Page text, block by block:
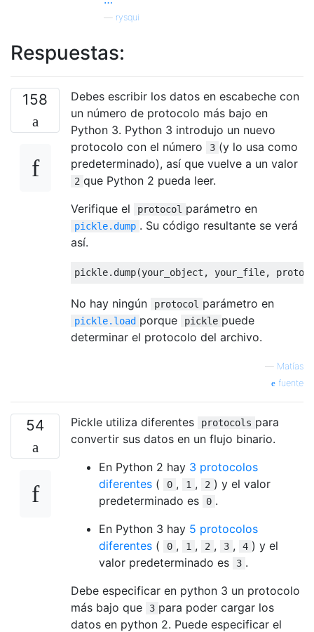
rysqui
Respuestas:
158
Debes escribir los datos en escabeche con
un número de protocolo más bajo en
Python 3. Python 3 introdujo un nuevo
protocolo con el número
3 (y lo usa como
predeterminado), así que vuelve a un valor
2 que Python 2 pueda leer.
Verifique el
protocol parámetro en
pickle.dump . Su código resultante se verá
así.
pickle. dump(your_object , your_file,
No hay ningún protocol parámetro en
pickle.load porque pickle puede
determinar el protocolo del archivo.
— Matías
fuente
54 Pickle utiliza diferentes protocols para
convertir sus datos en un flujo binario.
En Python 2 hay 3 protocolos
diferentes ( 0 , 1 , 2 ) y el valor
predeterminado es
0 .
En Python 3 hay 5 protocolos
diferentes ( 0 , 1 , 2 , 3 , 4 ) y el
valor predeterminado es
3 .
Debe especificar en python 3 un protocolo
más bajo que
3 para poder cargar los
datos en python 2. Puede especificar el